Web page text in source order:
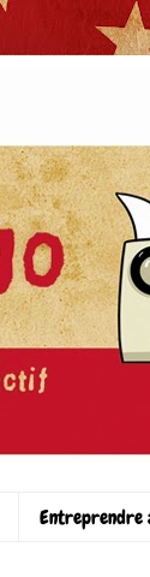
Entreprendre